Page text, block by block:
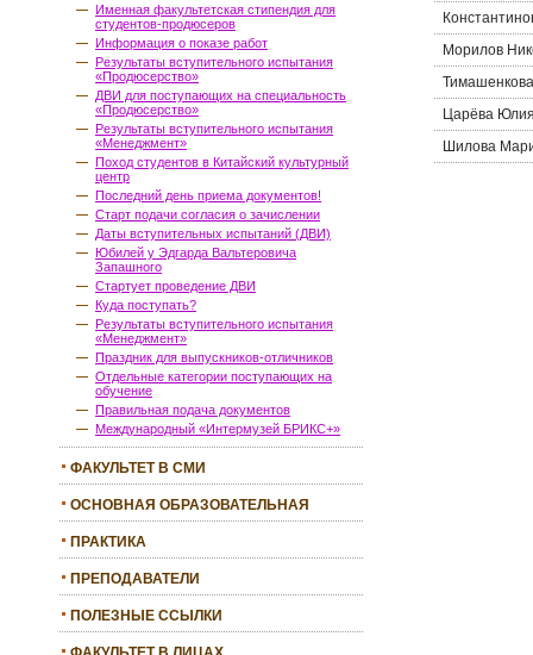
Именная факультетская стипендия для
студентов-продюсеров
Информация о показе работ
Результаты вступительного испытания
«Продюсерство»
ДВИ для поступающих на специальность
«Продюсерство»
Результаты вступительного испытания
«Менеджмент»
Поход студентов в Китайский культурный
центр
Последний день приема документов!
Старт подачи согласия о зачислении
Даты вступительных испытаний (ДВИ)
Юбилей у Эдгарда Вальтеровича
Запашного
Стартует проведение ДВИ
Куда поступать?
Результаты вступительного испытания
«Менеджмент»
Праздник для выпускников-отличников
Отдельные категории поступающих на
обучение
Правильная подача документов
Международный «Интермузей БРИКС+»
ФАКУЛЬТЕТ В СМИ
ОСНОВНАЯ ОБРАЗОВАТЕЛЬНАЯ
ПРАКТИКА
ПРЕПОДАВАТЕЛИ
ПОЛЕЗНЫЕ ССЫЛКИ
Морилов
Царёва
Шилова